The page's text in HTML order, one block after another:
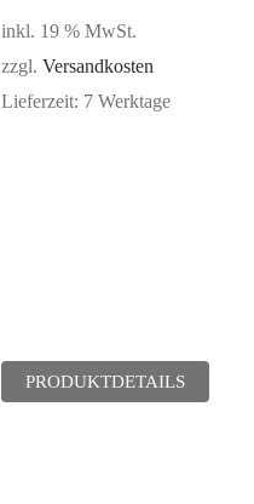
inkl. 19 % MwSt.
zzgl. Versandkosten
Lieferzeit: 7 Werktage
PRODUKTDETAILS